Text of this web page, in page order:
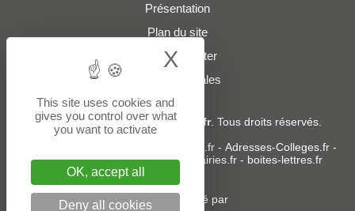
Présentation
Plan du site
Nous contacter
Mentions légales
© 2021 - 2026Adresses-Ecoles.fr. Tous droits réservés.
donneespubliques.fr - Adresses-Colleges.fr -
Adresses-Lycees.fr-Adresses-Mairies.fr- boites-lettres.fr
Un service édité par
This site uses cookies and
gives you control over what
you want to activate
OK, accept all
Deny all cookies
X Hide cookie